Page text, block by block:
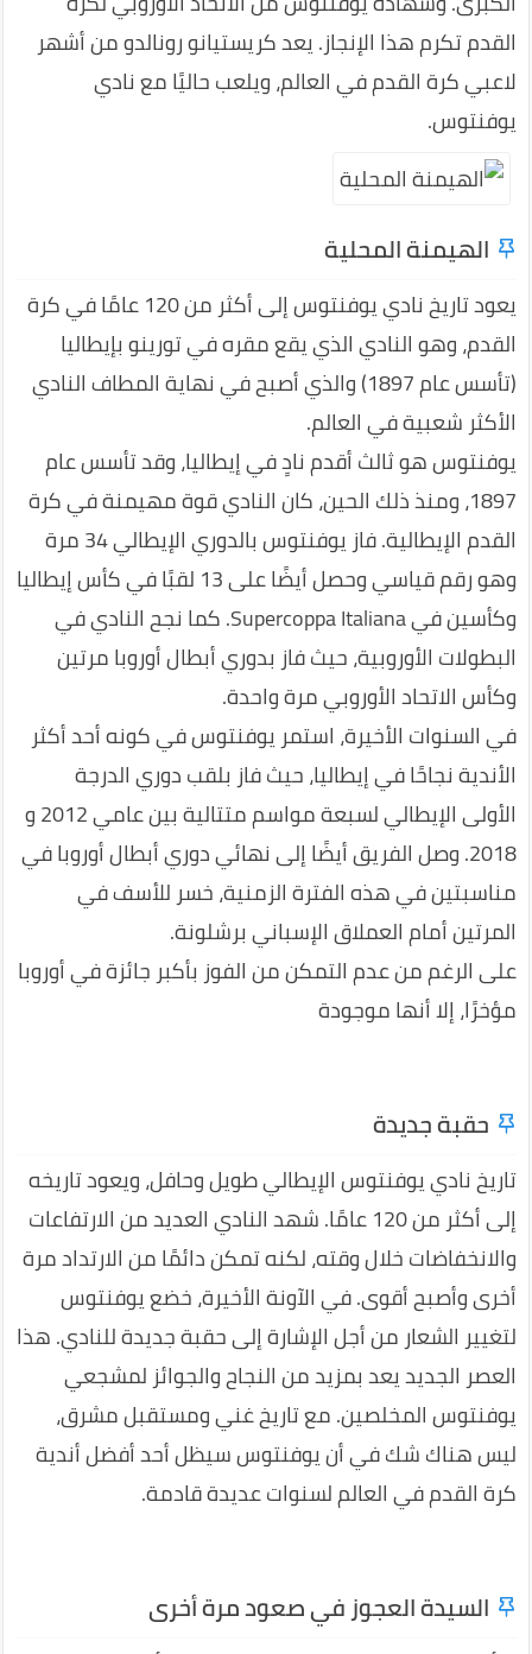
القدم تكرم هذا الإنجاز. يعد كريستيانو رونالدو من أشهر
لاعبي كرة القدم في العالم، ويلعب حاليًا مع نادي
يوفنتوس.
الهيمنة المحلية
يعود تاريخ نادي يوفنتوس إلى أكثر من 120 عامًا في كرة
القدم، وهو النادي الذي يقع مقره في تورينو بإيطاليا
(تأسس عام 1897) والذي أصبح في نهاية المطاف النادي
الأكثر شعبية في العالم.
يوفنتوس هو ثالث أقدم نادٍ في إيطاليا، وقد تأسس عام
1897، ومنذ ذلك الحين، كان النادي قوة مهيمنة في كرة
القدم الإيطالية. فاز يوفنتوس بالدوري الإيطالي 34 مرة
وهو رقم قياسي وحصل أيضًا على 13 لقبًا في كأس إيطاليا
وكأسين في Supercoppa Italiana. كما نجح النادي في
البطولات الأوروبية، حيث فاز بدوري أبطال أوروبا مرتين
وكأس الاتحاد الأوروبي مرة واحدة.
في السنوات الأخيرة، استمر يوفنتوس في كونه أحد أكثر
الأندية نجاحًا في إيطاليا، حيث فاز بلقب دوري الدرجة
الأولى الإيطالي لسبعة مواسم متتالية بين عامي 2012 و
2018. وصل الفريق أيضًا إلى نهائي دوري أبطال أوروبا في
مناسبتين في هذه الفترة الزمنية، خسر للأسف في
المرتين أمام العملاق الإسباني برشلونة.
على الرغم من عدم التمكن من الفوز بأكبر جائزة في أوروبا
مؤخرًا، إلا أنها موجودة
حقبة جديدة
تاريخ نادي يوفنتوس الإيطالي طويل وحافل، ويعود تاريخه
إلى أكثر من 120 عامًا. شهد النادي العديد من الارتفاعات
والانخفاضات خلال وقته، لكنه تمكن دائمًا من الارتداد مرة
أخرى وأصبح أقوى. في الآونة الأخيرة، خضع يوفنتوس
لتغيير الشعار من أجل الإشارة إلى حقبة جديدة للنادي. هذا
العصر الجديد يعد بمزيد من النجاح والجوائز لمشجعي
يوفنتوس المخلصين. مع تاريخ غني ومستقبل مشرق،
ليس هناك شك في أن يوفنتوس سيظل أحد أفضل أندية
كرة القدم في العالم لسنوات عديدة قادمة.
السيدة العجوز في صعود مرة أخرى